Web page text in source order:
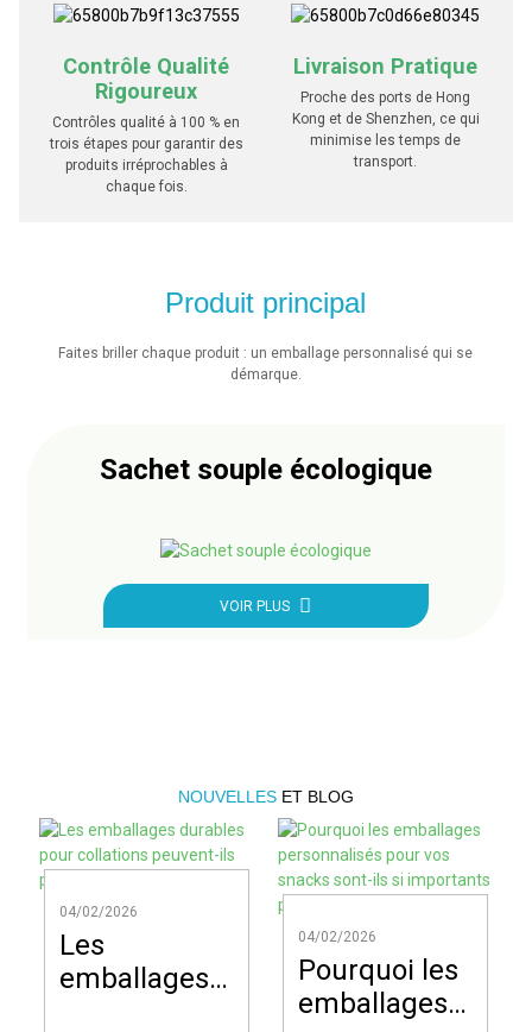
Contrôle Qualité
Rigoureux
Contrôles qualité à 100 % en
trois étapes pour garantir des
produits irréprochables à
chaque fois.
Livraison Pratique
Proche des ports de Hong
Kong et de Shenzhen, ce qui
minimise les temps de
transport.
Produit principal
Faites briller chaque produit : un emballage personnalisé qui se
démarque.
Sachet souple écologique
VOIR PLUS
NOUVELLESET BLOG
04/02/2026
Les
emballages
04/02/2026
Pourquoi les
emballages